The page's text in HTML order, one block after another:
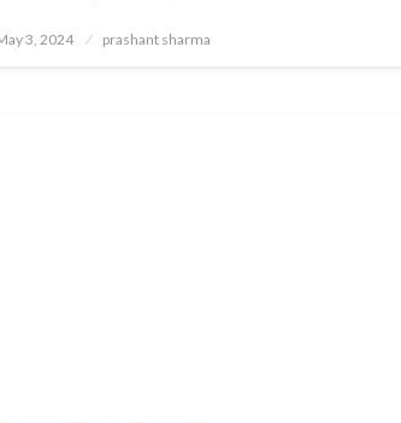
Posted3, 2024 prashant sharma